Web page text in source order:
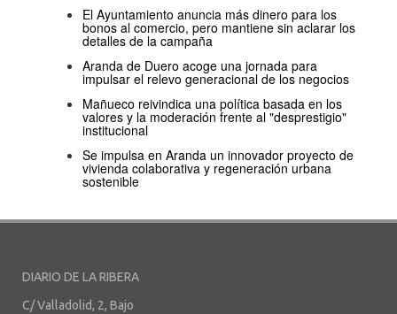
El Ayuntamiento anuncia más dinero para los
bonos al comercio, pero mantiene sin aclarar los
detalles de la campaña
Aranda de Duero acoge una jornada para
impulsar el relevo generacional de los negocios
Mañueco reivindica una política basada en los
valores y la moderación frente al "desprestigio"
institucional
Se impulsa en Aranda un innovador proyecto de
vivienda colaborativa y regeneración urbana
sostenible
DIARIO DE LA RIBERA
C/ Valladolid, 2, Bajo